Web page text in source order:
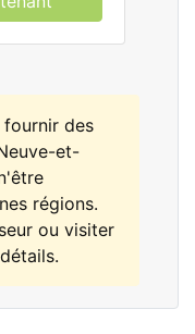
fournir des
et-
régions.
ou visiter